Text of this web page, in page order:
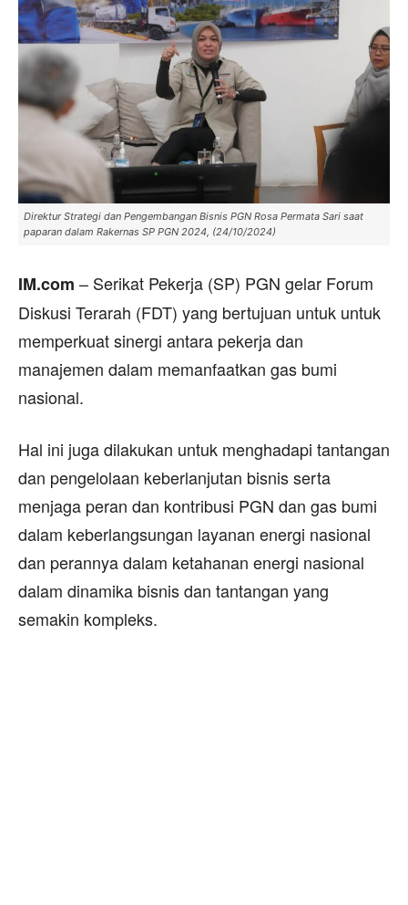
Direktur Strategi dan Pengembangan Bisnis PGN Rosa Permata Sari saat
paparan dalam Rakernas SP PGN 2024, (24/10/2024)
IM.com – Serikat Pekerja (SP) PGN gelar Forum
Diskusi Terarah (FDT) yang bertujuan untuk untuk
memperkuat sinergi antara pekerja dan
manajemen dalam memanfaatkan gas bumi
nasional.
Hal ini juga dilakukan untuk menghadapi tantangan
dan pengelolaan keberlanjutan bisnis serta
menjaga peran dan kontribusi PGN dan gas bumi
dalam keberlangsungan layanan energi nasional
dan perannya dalam ketahanan energi nasional
dalam dinamika bisnis dan tantangan yang
semakin kompleks.